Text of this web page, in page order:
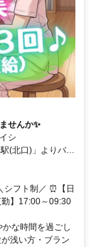
せんか✨
シ
(北口)」よりバス
・自転車通勤Ｏ
フト制／ ⏰【日
】17:00～09:30
かな時間を過ごし
浅い方・ブラン